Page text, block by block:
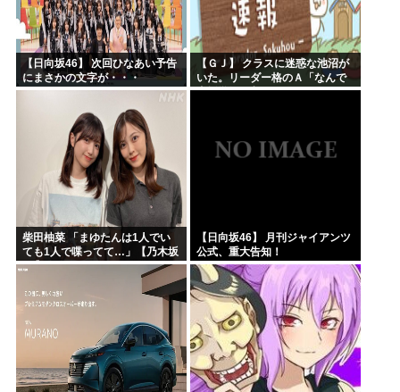
【日向坂46】 次回ひなあい予告
にまさかの文字が・・・
【ＧＪ】 クラスに迷惑な池沼が
いた。リーダー格のＡ「なんで
支援学級に入れないんです
柴田柚菜 「まゆたんは1人でい
ても1人で喋ってて…」【乃木坂
46】
【日向坂46】 月刊ジャイアンツ
公式、重大告知！